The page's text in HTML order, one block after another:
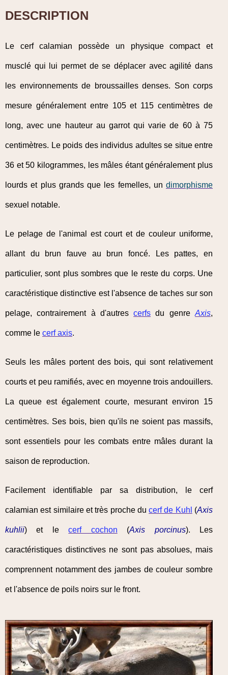
DESCRIPTION
Le cerf calamian possède un physique compact et
musclé qui lui permet de se déplacer avec agilité dans
les environnements de broussailles denses. Son corps
mesure généralement entre 105 et 115 centimètres de
long, avec une hauteur au garrot qui varie de 60 à 75
centimètres. Le poids des individus adultes se situe entre
36 et 50 kilogrammes, les mâles étant généralement plus
lourds et plus grands que les femelles, un dimorphisme
sexuel notable.
Le pelage de l'animal est court et de couleur uniforme,
allant du brun fauve au brun foncé. Les pattes, en
particulier, sont plus sombres que le reste du corps. Une
caractéristique distinctive est l'absence de taches sur son
pelage, contrairement à d'autrescerfs du genreAxis,
comme le cerf axis.
Seuls les mâles portent des bois, qui sont relativement
courts et peu ramifiés, avec en moyenne trois andouillers.
La queue est également courte, mesurant environ 15
centimètres. Ses bois, bien qu'ils ne soient pas massifs,
sont essentiels pour les combats entre mâles durant la
saison de reproduction.
Facilement identifiable par sa distribution, le cerf
calamian est similaire et très proche ducerf de Kuhl (Axis
kuhlii) et lecerf cochon (Axis porcinus). Les
caractéristiques distinctives ne sont pas absolues, mais
comprennent notamment des jambes de couleur sombre
et l'absence de poils noirs sur le front.